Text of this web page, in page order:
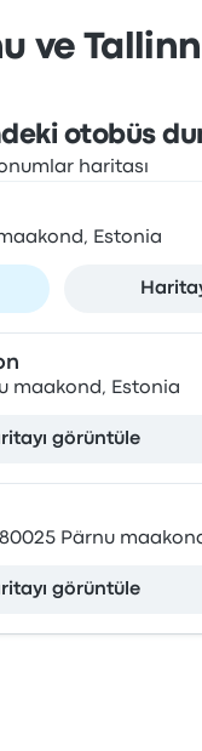
ve
otobüs
Estonia
maakond, Estonia
görüntüle
Pärnu
görüntüle